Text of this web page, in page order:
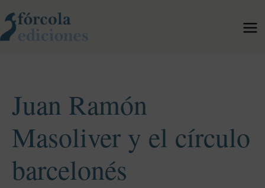
al
contenido
Juan Ramón
Masoliver y el círculo
barcelonés